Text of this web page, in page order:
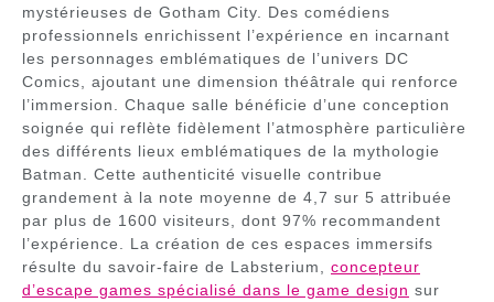
mystérieuses de Gotham City. Des comédiens
professionnels enrichissent l’expérience en incarnant
les personnages emblématiques de l’univers DC
Comics, ajoutant une dimension théâtrale qui renforce
l’immersion. Chaque salle bénéficie d’une conception
soignée qui reflète fidèlement l’atmosphère particulière
des différents lieux emblématiques de la mythologie
Batman. Cette authenticité visuelle contribue
grandement à la note moyenne de 4,7 sur 5 attribuée
par plus de 1600 visiteurs, dont 97% recommandent
l’expérience. La création de ces espaces immersifs
résulte du savoir-faire de Labsterium, concepteur
d’escape games spécialisé dans le game design sur